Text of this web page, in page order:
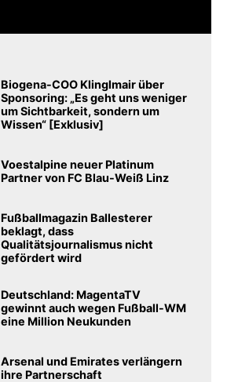
Biogena-COO Klinglmair über
Sponsoring: „Es geht uns weniger
um Sichtbarkeit, sondern um
Wissen“ [Exklusiv]
Voestalpine neuer Platinum
Partner von FC Blau-Weiß Linz
Fußballmagazin Ballesterer
beklagt, dass
Qualitätsjournalismus nicht
gefördert wird
Deutschland: MagentaTV
gewinnt auch wegen Fußball-WM
eine Million Neukunden
Arsenal und Emirates verlängern
ihre Partnerschaft